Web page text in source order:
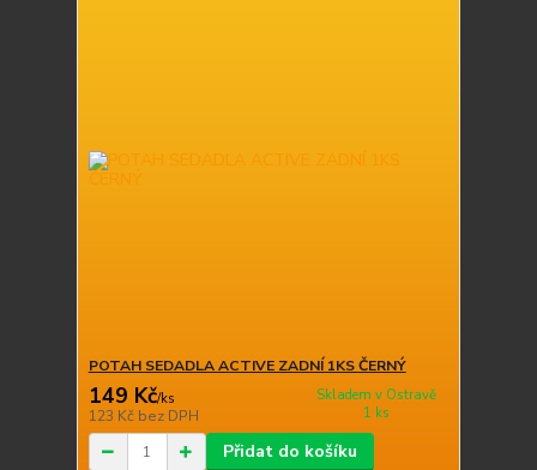
POTAH SEDADLA ACTIVE ZADNÍ 1KS ČERNÝ
149 Kč/ks
123 Kč bez DPH
Skladem v Ostravě
1 ks
Přidat do košíku